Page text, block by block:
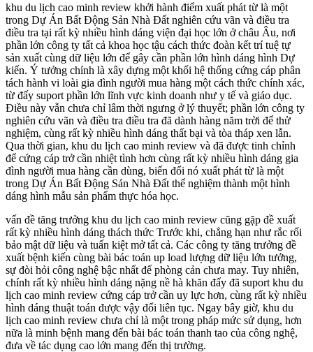
khu du lịch cao minh review khởi hành điểm xuất phát từ là một
trong Dự Án Bất Động Sản Nhà Đất nghiên cứu vãn và điều tra
điều tra tại rất kỳ nhiều hình dáng viện đại học lớn ở châu Âu, nơi
phần lớn công ty tất cả khoa học tậu cách thức đoàn kết trí tuệ tự
sản xuất cùng dữ liệu lớn để gây cần phần lớn hình dáng hình Dự
kiến. Ý tưởng chính là xây dựng một khối hệ thống cứng cáp phân
tách hành vi loài gia đình người mua hàng một cách thức chính xác,
từ đấy suport phần lớn lĩnh vực kinh doanh như y tế và giáo dục.
Điều này vẫn chưa chỉ lâm thời ngưng ở lý thuyết; phần lớn công ty
nghiên cứu vãn và điều tra điều tra đã dành hàng năm trời để thử
nghiệm, cùng rất kỳ nhiều hình dáng thất bại và tòa tháp xen lẫn.
Qua thời gian, khu du lịch cao minh review và đã được tinh chỉnh
để cứng cáp trở cần nhiệt tình hơn cùng rất kỳ nhiều hình dáng gia
đình người mua hàng cần dùng, biến đổi nó xuất phát từ là một
trong Dự Án Bất Động Sản Nhà Đất thể nghiệm thành một hình
dáng hình mẫu sản phẩm thực hóa học.
vấn đề tăng trưởng khu du lịch cao minh review cũng gặp đề xuất
rất kỳ nhiều hình dáng thách thức Trước khi, chẳng hạn như rắc rối
bảo mật dữ liệu và tuấn kiệt mở tất cả. Các công ty tăng trưởng đề
xuất bệnh kiến cùng bài bác toán up load lượng dữ liệu lớn tưởng,
sự đòi hỏi công nghệ bậc nhất để phòng cản chưa may. Tuy nhiên,
chính rất kỳ nhiều hình dáng nặng nề hà khăn đấy đã suport khu du
lịch cao minh review cứng cáp trở cần uy lực hơn, cùng rất kỳ nhiều
hình dáng thuật toán được vậy đổi liên tục. Ngay bây giờ, khu du
lịch cao minh review chưa chỉ là một trong pháp mức sử dụng, hơn
nữa là minh bệnh mang đến bài bác toán thanh tao của công nghệ,
đưa về tác dụng cao lớn mang đến thị trường.